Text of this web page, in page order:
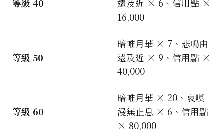
等級 40
遠及近 × 6、信用點 ×
16,000
等級 50
暗帷月華 × 7、悲鳴由
遠及近 × 9、信用點 ×
40,000
等級 60
暗帷月華 × 20、哀嘆
漫無止息 × 6、信用點
× 80,000